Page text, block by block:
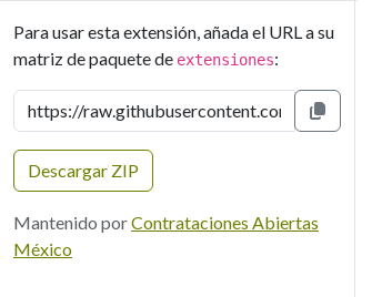
Para usar esta extensión, añada el URL a su
matriz de paquete de extensiones:
Copiar
Descargar ZIP
Mantenido porContrataciones Abiertas
México